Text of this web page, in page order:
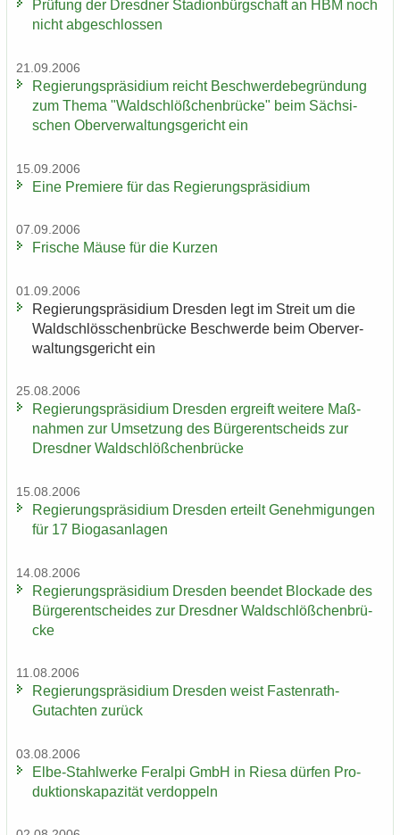
Prü­fung der Dresd­ner Sta­di­on­bürg­schaft an HBM noch
nicht ab­ge­schlos­sen
21.09.2006
Re­gie­rungs­prä­si­di­um reicht Be­schwer­de­be­grün­dung
zum Thema "Wald­schlöß­chen­brü­cke" beim Säch­si­
schen Ober­ver­wal­tungs­ge­richt ein
15.09.2006
Eine Pre­mie­re für das Re­gie­rungs­prä­si­di­um
07.09.2006
Fri­sche Mäuse für die Kur­zen
01.09.2006
Re­gie­rungs­prä­si­di­um Dres­den legt im Streit um die
Wald­schlöss­chen­brü­cke Be­schwer­de beim Ober­ver­
wal­tungs­ge­richt ein
25.08.2006
Re­gie­rungs­prä­si­di­um Dres­den er­greift wei­te­re Maß­
nah­men zur Um­set­zung des Bür­ger­ent­scheids zur
Dresd­ner Wald­schlöß­chen­brü­cke
15.08.2006
Re­gie­rungs­prä­si­di­um Dres­den er­teilt Ge­neh­mi­gun­gen
für 17 Bio­gas­an­la­gen
14.08.2006
Re­gie­rungs­prä­si­di­um Dres­den be­en­det Blo­cka­de des
Bür­ger­ent­schei­des zur Dresd­ner Wald­schlöß­chen­brü­
cke
11.08.2006
Re­gie­rungs­prä­si­di­um Dres­den weist Fastenrath-​
Gutachten zu­rück
03.08.2006
Elbe-​Stahlwerke Fer­al­pi GmbH in Riesa dür­fen Pro­
duk­ti­ons­ka­pa­zi­tät ver­dop­peln